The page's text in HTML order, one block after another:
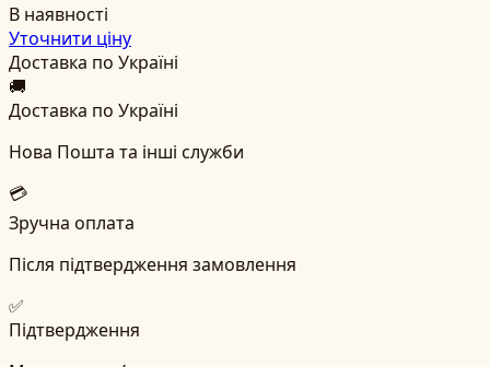
В наявності
Уточнити ціну
Доставка по Україні
🚚
Доставка по Україні
Нова Пошта та інші служби
💳
Зручна оплата
Після підтвердження замовлення
✅
Підтвердження